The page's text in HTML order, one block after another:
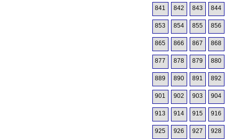
841 842 843 844
853 854 855 856
865 866 867 868
877 878 879 880
889 890 891 892
901 902 903 904
913 914 915 916
925 926 927 928